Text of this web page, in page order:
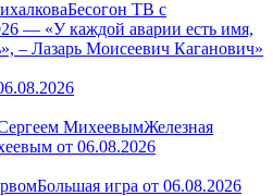
Бесогон ТВ с
— «У каждой аварии есть имя,
– Лазарь Моисеевич Каганович»
Железная
от 06.08.2026
Большая игра от 06.08.2026